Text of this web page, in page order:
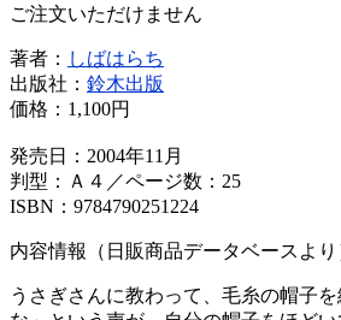
ご注文いただけません
著者： しばはらち
出版社： 鈴木出版
価格： 1,100円
発売日：2004年11月
判型：Ａ４／ページ数：25
ISBN：9784790251224
内容情報（日販商品データベースより
うさぎさんに教わって、毛糸の帽子